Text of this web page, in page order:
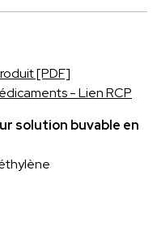
[PDF]
- Lien RCP
solution buvable en